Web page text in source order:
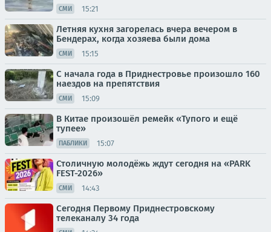
СМИ 15:21
Летняя кухня загорелась вчера вечером в
Бендерах, когда хозяева были дома
СМИ 15:15
С начала года в Приднестровье произошло 160
наездов на препятствия
СМИ 15:09
В Китае произошёл ремейк «Тупого и ещё
тупее»
ПАБЛИКИ 15:07
Столичную молодёжь ждут сегодня на «PARK
FEST-2026»
СМИ 14:43
Сегодня Первому Приднестровскому
телеканалу 34 года